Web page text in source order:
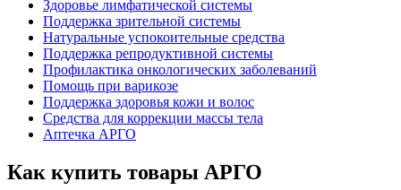
Здоровье лимфатической системы
Поддержка зрительной системы
Натуральные успокоительные средства
Поддержка репродуктивной системы
Профилактика онкологических заболеваний
Помощь при варикозе
Поддержка здоровья кожи и волос
Средства для коррекции массы тела
Аптечка АРГО
Как купить товары АРГО